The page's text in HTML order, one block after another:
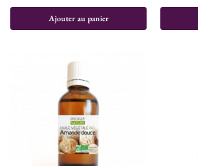
Ajouter au panier